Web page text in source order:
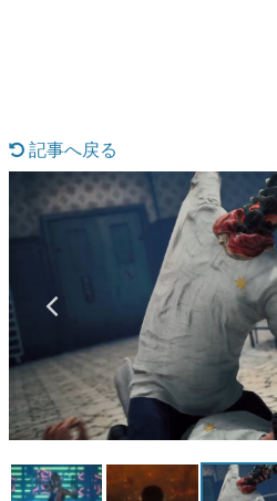
なんでゲームは面白
ゲーム開発者・hamatsu
具体的な形から解き明か
ゲームが変えた日本
「経験値」「裏技」「
の起源や用法の変遷を
イニーP氏が徹底調査。
カテゴリ
特集記事
マンガ
記事へ戻る